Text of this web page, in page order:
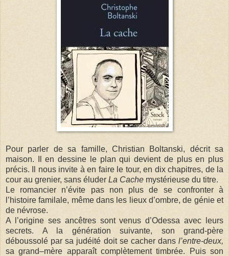
Pour parler de sa famille, Christian Boltanski, décrit sa
maison. Il en dessine le plan qui devient de plus en plus
précis. Il nous invite à en faire le tour, en dix chapitres, de la
cour au grenier, sans éluder La Cache mystérieuse du titre.
Le romancier n’évite pas non plus de se confronter à
l’histoire familale, même dans les lieux d’ombre, de génie et
de névrose.
A l’origine ses ancêtres sont venus d’Odessa avec leurs
secrets. A la génération suivante, son grand-père
déboussolé par sa judéité doit se cacher dans l’entre-deux,
sa grand–mère apparaît complètement timbrée. Puis son